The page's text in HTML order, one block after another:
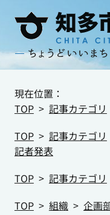
現在位置：
TOP
記事カテゴリ
TOP
記事カテゴリ
記者発表
TOP
記事カテゴリ
TOP
組織 企画